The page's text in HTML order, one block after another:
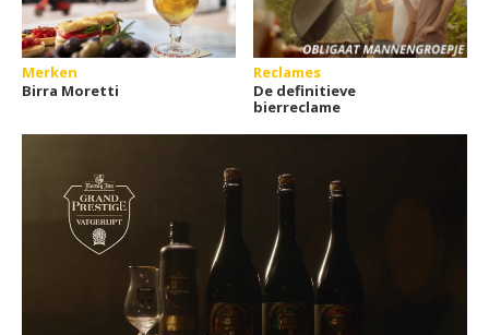
Merken
Birra Moretti
Reclames
De definitieve
bierreclame